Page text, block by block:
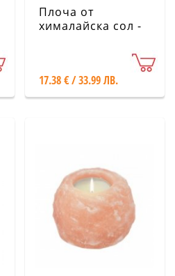
Плоча от
хималайска сол -
17.38 € / 33.99 ЛВ.